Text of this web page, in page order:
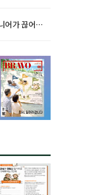
어가 끊어야